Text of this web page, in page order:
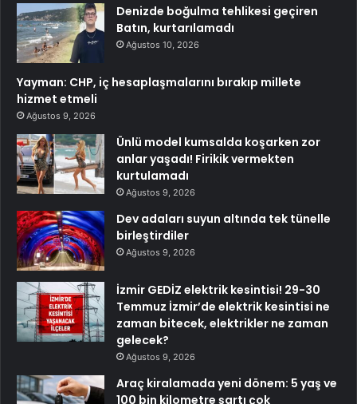
Denizde boğulma tehlikesi geçiren
Batın, kurtarılamadı
Ağustos 10, 2026
Yayman: CHP, iç hesaplaşmalarını bırakıp millete
hizmet etmeli
Ağustos 9, 2026
Ünlü model kumsalda koşarken zor
anlar yaşadı! Firikik vermekten
kurtulamadı
Ağustos 9, 2026
Dev adaları suyun altında tek tünelle
birleştirdiler
Ağustos 9, 2026
İzmir GEDİZ elektrik kesintisi! 29-30
Temmuz İzmir’de elektrik kesintisi ne
zaman bitecek, elektrikler ne zaman
gelecek?
Ağustos 9, 2026
Araç kiralamada yeni dönem: 5 yaş ve
100 bin kilometre şartı çok